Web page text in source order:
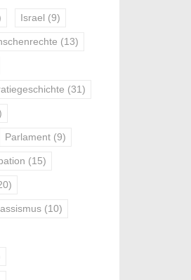
Israel (9)
(13)
(31)
Parlament (9)
(15)
(10)